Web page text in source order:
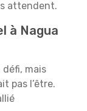
attendent.
à Nagua
mais
pas l’être.